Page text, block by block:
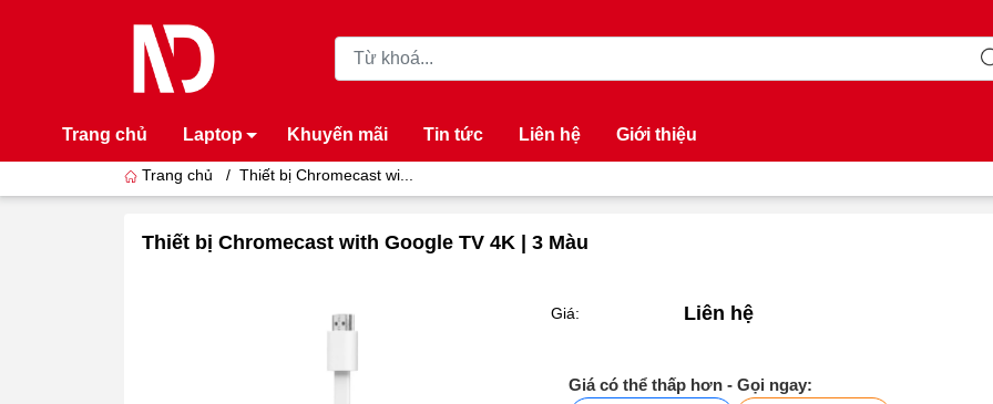
Trang chủ Laptop Khuyến mãi Tin tức Liên hệ Giới thiệu
Trang chủ / Thiết bị Chromecast wi...
Thiết bị Chromecast with Google TV 4K | 3 Màu
Giá: Liên hệ
Giá có thể thấp hơn - Gọi ngay: